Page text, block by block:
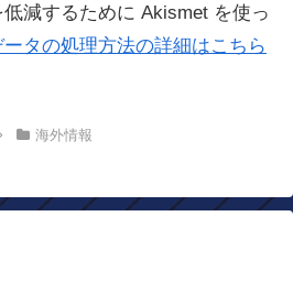
減するために Akismet を使っ
ータの処理方法の詳細はこちら
海外情報